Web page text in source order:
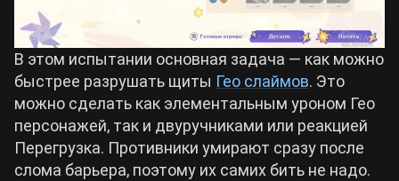
В этом испытании основная задача — как можно
быстрее разрушать щиты Гео слаймов. Это
можно сделать как элементальным уроном Гео
персонажей, так и двуручниками или реакцией
Перегрузка. Противники умирают сразу после
слома барьера, поэтому их самих бить не надо.